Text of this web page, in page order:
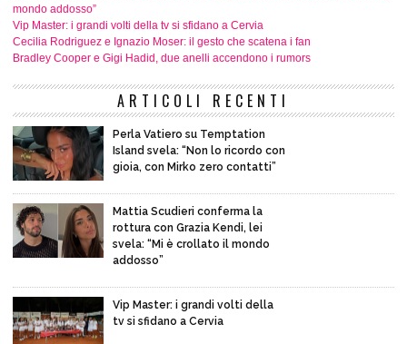
mondo addosso”
Vip Master: i grandi volti della tv si sfidano a Cervia
Cecilia Rodriguez e Ignazio Moser: il gesto che scatena i fan
Bradley Cooper e Gigi Hadid, due anelli accendono i rumors
ARTICOLI RECENTI
Perla Vatiero su Temptation
Island svela: “Non lo ricordo con
gioia, con Mirko zero contatti”
Mattia Scudieri conferma la
rottura con Grazia Kendi, lei
svela: “Mi è crollato il mondo
addosso”
Vip Master: i grandi volti della
tv si sfidano a Cervia